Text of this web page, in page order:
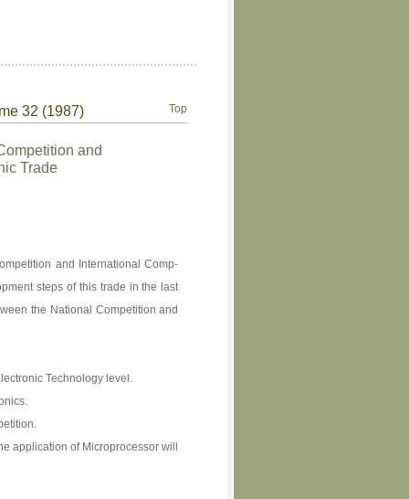
32 (1987) Top
and
Trade
and International Comp-
steps of this trade in the last
the National Competition and
Technology level.
application of Microprocessor will